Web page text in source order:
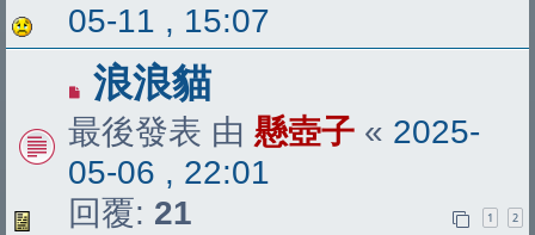
05-11 , 15:07
浪浪貓
最後發表 由 懸壺子 « 2025-
05-06 , 22:01
回覆: 21 1 2